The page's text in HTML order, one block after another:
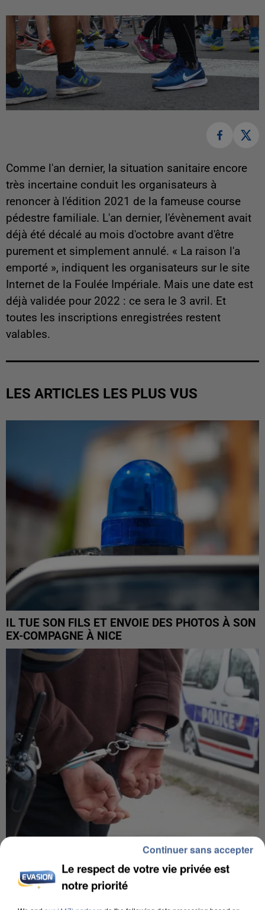
Comme l'an dernier, la situation sanitaire encore
très incertaine conduit les organisateurs à
renoncer à l'édition 2021 de la fameuse course
pédestre familiale. L'an dernier, l'évènement avait
déjà été décalé au mois d'octobre avant d'être
purement et simplement annulé. « La raison l'a
emporté », indiquent les organisateurs sur le site
Internet de la Foulée Impériale. Mais une date est
déjà validée pour 2022 : ce sera le 3 avril. Et
toutes les inscriptions enregistrées restent
valables.
LES ARTICLES LES PLUS VUS
IL TUE SON FILS ET ENVOIE DES PHOTOS À SON
EX-COMPAGNE À NICE
L’UN DES FONDATEURS SUPPOSÉS DE LA DZ
MAFIA INTERPELLÉ EN ALGÉRIE
Le respect de votre vie privée est
notre priorité
Continuer sans accepter